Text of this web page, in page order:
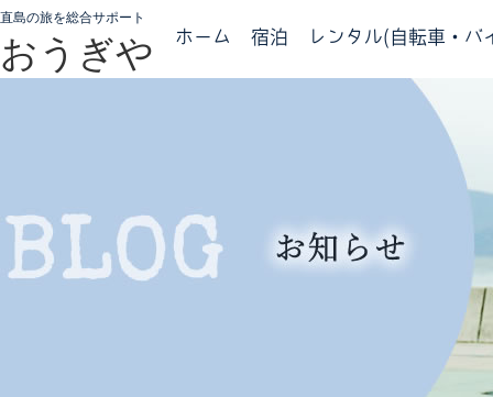
直島の旅を総合サポート
おうぎや ホーム 宿泊 レンタル(自転車・バ